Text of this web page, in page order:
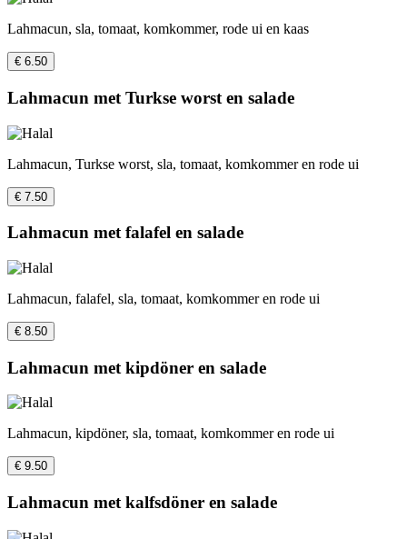
Lahmacun, sla, tomaat, komkommer, rode ui en kaas
€ 6.50
Lahmacun met Turkse worst en salade
Lahmacun, Turkse worst, sla, tomaat, komkommer en rode ui
€ 7.50
Lahmacun met falafel en salade
Lahmacun, falafel, sla, tomaat, komkommer en rode ui
€ 8.50
Lahmacun met kipdöner en salade
Lahmacun, kipdöner, sla, tomaat, komkommer en rode ui
€ 9.50
Lahmacun met kalfsdöner en salade